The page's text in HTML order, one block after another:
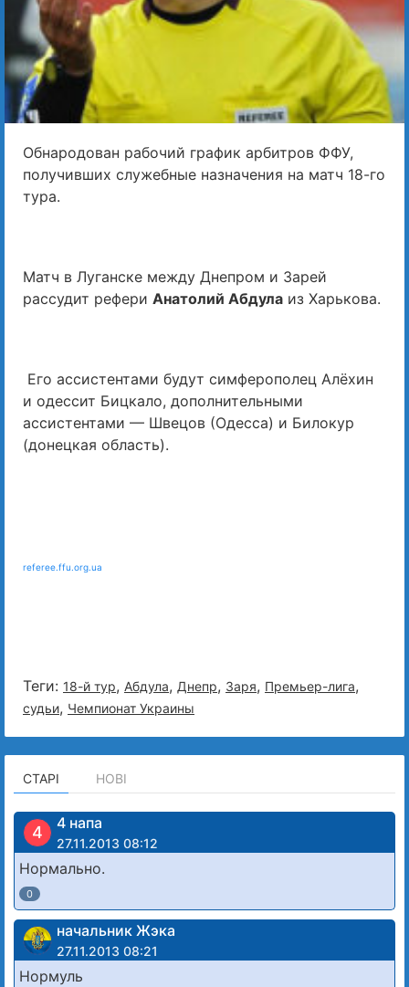
Обнародован рабочий график арбитров ФФУ,
получивших служебные назначения на матч 18-го
тура.
Матч в Луганске между Днепром и Зарей
рассудит рефери Анатолий Абдула из Харькова.
Его ассистентами будут симферополец Алёхин
и одессит Бицкало, дополнительными
ассистентами — Швецов (Одесса) и Билокур
(донецкая область).
referee.ffu.org.ua
Теги: 18-й тур, Абдула, Днепр, Заря, Премьер-лига,
судьи, Чемпионат Украины
СТАРІ НОВІ
4 4 напа
27.11.2013 08:12
Нормально.
0
начальник Жэка
27.11.2013 08:21
Нормуль